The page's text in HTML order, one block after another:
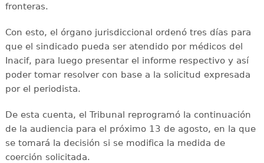
fronteras.
Con esto, el órgano jurisdiccional ordenó tres días para
que el sindicado pueda ser atendido por médicos del
Inacif, para luego presentar el informe respectivo y así
poder tomar resolver con base a la solicitud expresada
por el periodista.
De esta cuenta, el Tribunal reprogramó la continuación
de la audiencia para el próximo 13 de agosto, en la que
se tomará la decisión si se modifica la medida de
coerción solicitada.